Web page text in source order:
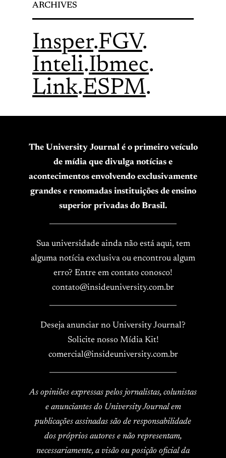
ARCHIVES
Insper.FGV.
Inteli.Ibmec.
Link.ESPM.
The University Journal é o primeiro veículo
de mídia que divulga notícias e
acontecimentos envolvendo exclusivamente
grandes e renomadas instituições de ensino
superior privadas do Brasil.
Sua universidade ainda não está aqui, tem
alguma notícia exclusiva ou encontrou algum
erro? Entre em contato conosco!
contato@insideuniversity.com.br
Deseja anunciar no University Journal?
Solicite nosso Mídia Kit!
comercial@insideuniversity.com.br
As opiniões expressas pelos jornalistas, colunistas
e anunciantes do University Journal em
publicações assinadas são de responsabilidade
dos próprios autores e não representam,
necessariamente, a visão ou posição oficial da